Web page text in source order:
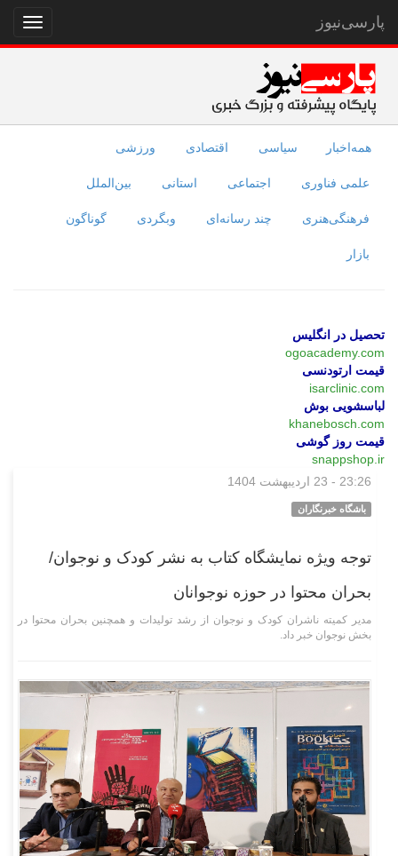
نمایش
منو
پارسی‌نیوز
همه‌اخبار سیاسی اقتصادی ورزشی
علمی فناوری اجتماعی استانی بین‌الملل
فرهنگی‌هنری چند رسانه‌ای وبگردی گوناگون
بازار
تحصیل در انگلیس
ogoacademy.com
قیمت ارتودنسی
isarclinic.com
لباسشویی بوش
khanebosch.com
قیمت روز گوشی
snappshop.ir
23:26 - 23 اردیبهشت 1404
باشگاه خبرنگاران
توجه ویژه نمایشگاه کتاب به نشر کودک و نوجوان/
بحران محتوا در حوزه نوجوانان
مدیر کمیته ناشران کودک و نوجوان از رشد تولیدات و همچنین بحران محتوا در
بخش نوجوان خبر داد.